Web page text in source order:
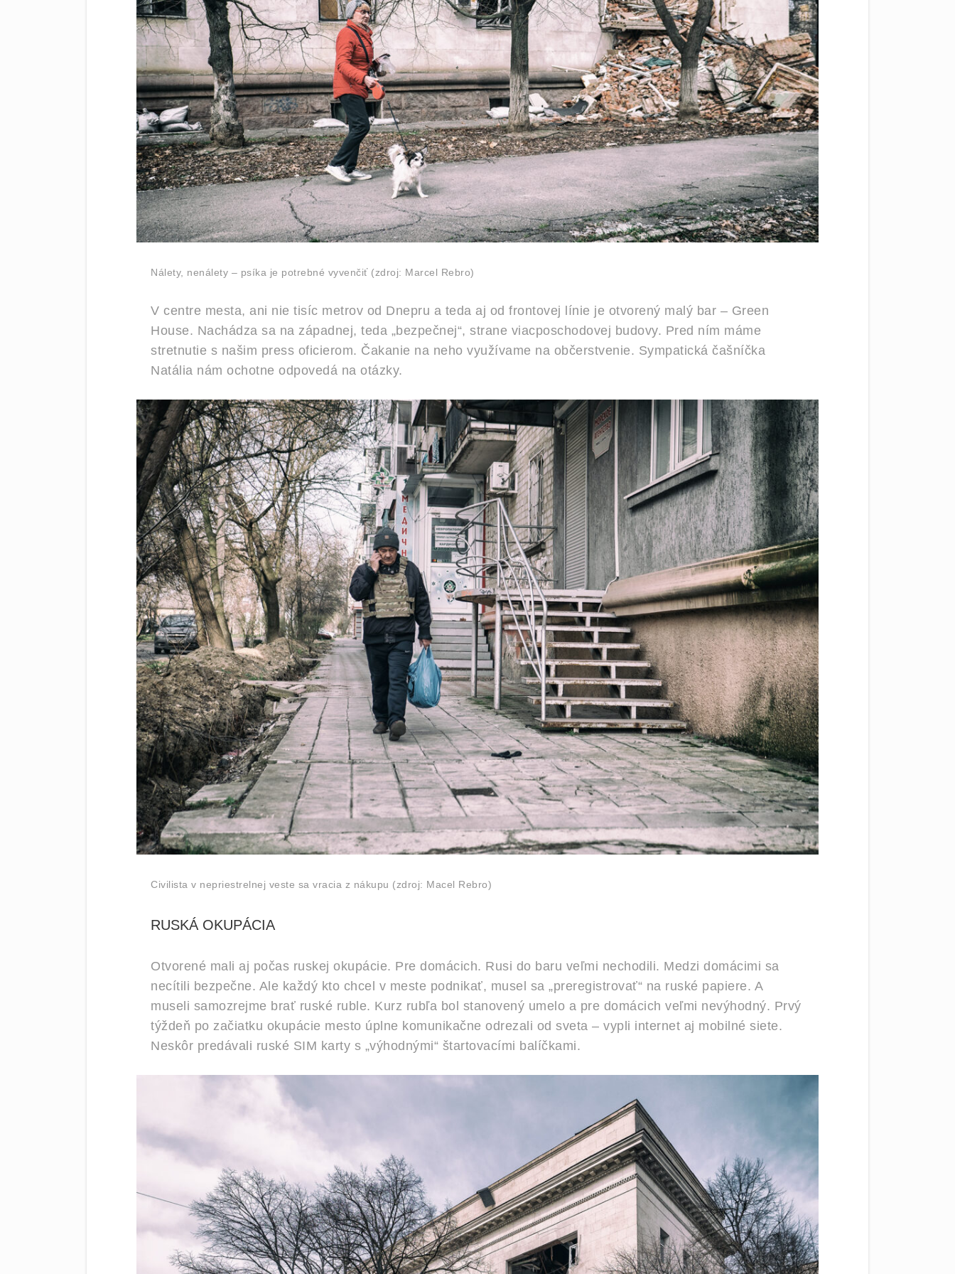
Nálety, nenálety – psíka je potrebné vyvenčiť (zdroj: Marcel Rebro)
V centre mesta, ani nie tisíc metrov od Dnepru a teda aj od frontovej línie je otvorený malý bar – Green
House. Nachádza sa na západnej, teda „bezpečnej“, strane viacposchodovej budovy. Pred ním máme
stretnutie s našim press oficierom. Čakanie na neho využívame na občerstvenie. Sympatická čašníčka
Natália nám ochotne odpovedá na otázky.
Civilista v nepriestrelnej veste sa vracia z nákupu (zdroj: Macel Rebro)
RUSKÁ OKUPÁCIA
Otvorené mali aj počas ruskej okupácie. Pre domácich. Rusi do baru veľmi nechodili. Medzi domácimi sa
necítili bezpečne. Ale každý kto chcel v meste podnikať, musel sa „preregistrovať“ na ruské papiere. A
museli samozrejme brať ruské ruble. Kurz rubľa bol stanovený umelo a pre domácich veľmi nevýhodný. Prvý
týždeň po začiatku okupácie mesto úplne komunikačne odrezali od sveta – vypli internet aj mobilné siete.
Neskôr predávali ruské SIM karty s „výhodnými“ štartovacími balíčkami.